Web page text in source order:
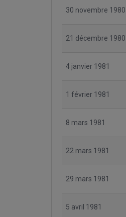
30 novembre 1980
21 décembre 1980
4 janvier 1981
1 février 1981
8 mars 1981
22 mars 1981
29 mars 1981
5 avril 1981